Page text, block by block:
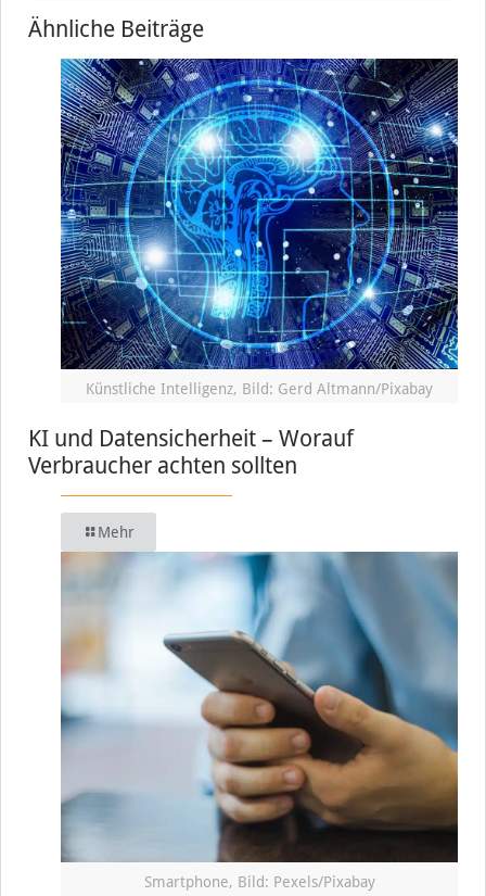
Ähnliche Beiträge
Künstliche Intelligenz, Bild: Gerd Altmann/Pixabay
KI und Datensicherheit – Worauf
Verbraucher achten sollten
Mehr
Smartphone, Bild: Pexels/Pixabay